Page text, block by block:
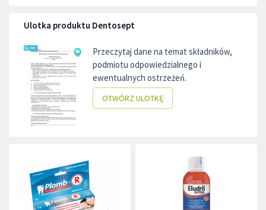
Ulotka produktu Dentosept
Przeczytaj dane na temat składników,
podmiotu odpowiedzialnego i
ewentualnych ostrzeżeń.
OTWÓRZ ULOTKĘ